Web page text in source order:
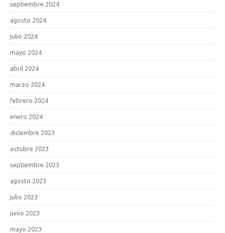
septiembre 2024
agosto 2024
julio 2024
mayo 2024
abril 2024
marzo 2024
febrero 2024
enero 2024
diciembre 2023
octubre 2023
septiembre 2023
agosto 2023
julio 2023
junio 2023
mayo 2023